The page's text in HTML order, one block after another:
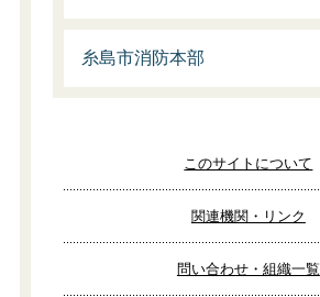
糸島市消防本部
このサイトについて
関連機関・リンク
問い合わせ・組織一覧